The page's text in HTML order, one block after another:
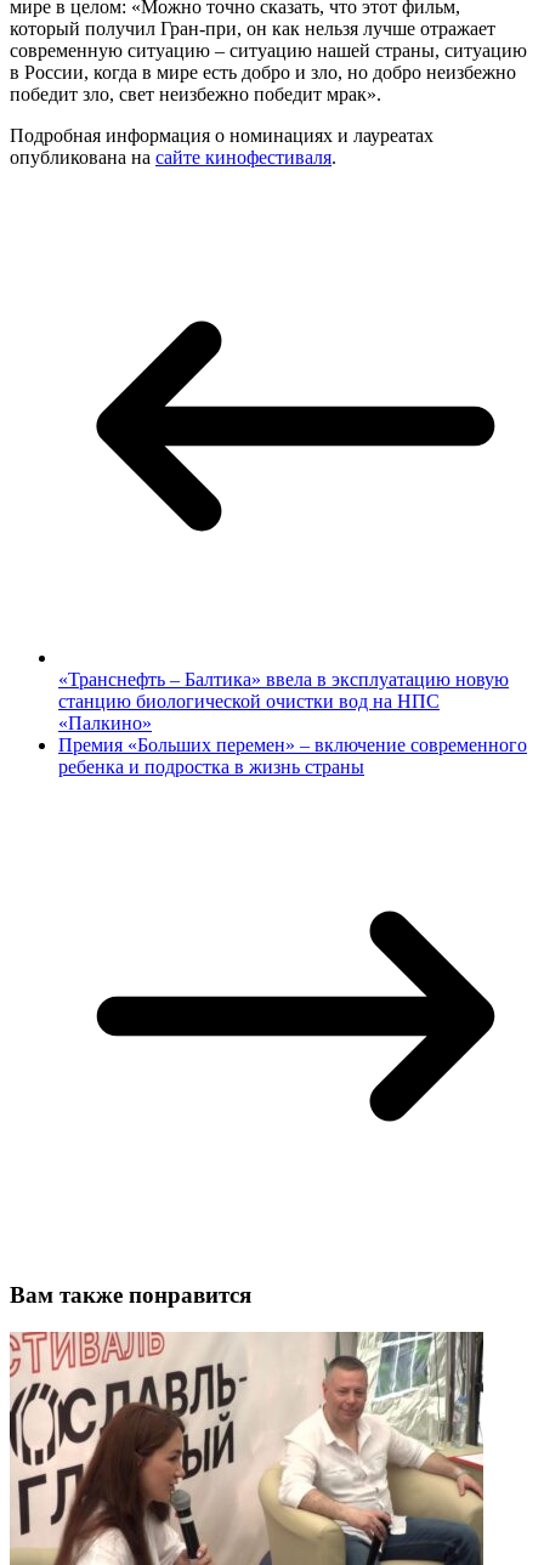
мире в целом: «Можно точно сказать, что этот фильм,
который получил Гран-при, он как нельзя лучше отражает
современную ситуацию – ситуацию нашей страны, ситуацию
в России, когда в мире есть добро и зло, но добро неизбежно
победит зло, свет неизбежно победит мрак».
Подробная информация о номинациях и лауреатах
опубликована на сайте кинофестиваля.
«Транснефть – Балтика» ввела в эксплуатацию новую
станцию биологической очистки вод на НПС
«Палкино»
Премия «Больших перемен» – включение современного
ребенка и подростка в жизнь страны
Вам также понравится